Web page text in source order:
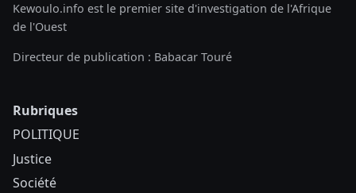
Kewoulo.info est le premier site d'investigation de l'Afrique
de l'Ouest
Directeur de publication : Babacar Touré
Rubriques
POLITIQUE
Justice
Société